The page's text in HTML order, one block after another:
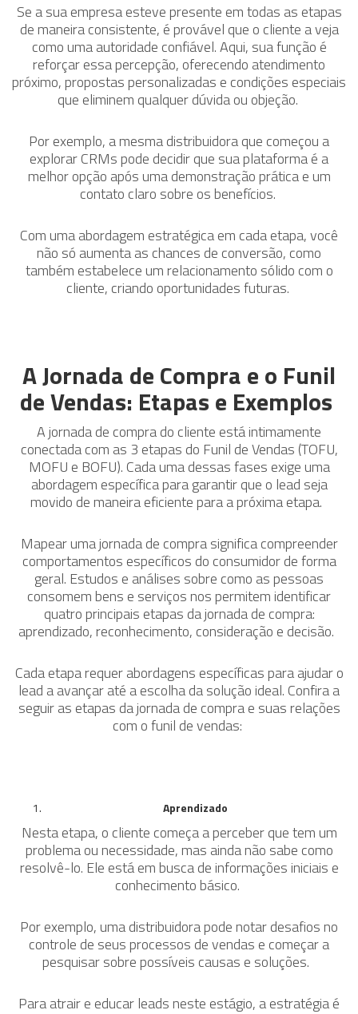
Se a sua empresa esteve presente em todas as etapas
de maneira consistente, é provável que o cliente a veja
como uma autoridade confiável. Aqui, sua função é
reforçar essa percepção, oferecendo atendimento
próximo, propostas personalizadas e condições especiais
que eliminem qualquer dúvida ou objeção.
Por exemplo, a mesma distribuidora que começou a
explorar CRMs pode decidir que sua plataforma é a
melhor opção após uma demonstração prática e um
contato claro sobre os benefícios.
Com uma abordagem estratégica em cada etapa, você
não só aumenta as chances de conversão, como
também estabelece um relacionamento sólido com o
cliente, criando oportunidades futuras.
A Jornada de Compra e o Funil
de Vendas: Etapas e Exemplos
A jornada de compra do cliente está intimamente
conectada com as 3 etapas do Funil de Vendas (TOFU,
MOFU e BOFU). Cada uma dessas fases exige uma
abordagem específica para garantir que o lead seja
movido de maneira eficiente para a próxima etapa.
Mapear uma jornada de compra significa compreender
comportamentos específicos do consumidor de forma
geral. Estudos e análises sobre como as pessoas
consomem bens e serviços nos permitem identificar
quatro principais etapas da jornada de compra:
aprendizado, reconhecimento, consideração e decisão.
Cada etapa requer abordagens específicas para ajudar o
lead a avançar até a escolha da solução ideal. Confira a
seguir as etapas da jornada de compra e suas relações
com o funil de vendas:
Aprendizado
Nesta etapa, o cliente começa a perceber que tem um
problema ou necessidade, mas ainda não sabe como
resolvê-lo. Ele está em busca de informações iniciais e
conhecimento básico.
Por exemplo, uma distribuidora pode notar desafios no
controle de seus processos de vendas e começar a
pesquisar sobre possíveis causas e soluções.
Para atrair e educar leads neste estágio, a estratégia é